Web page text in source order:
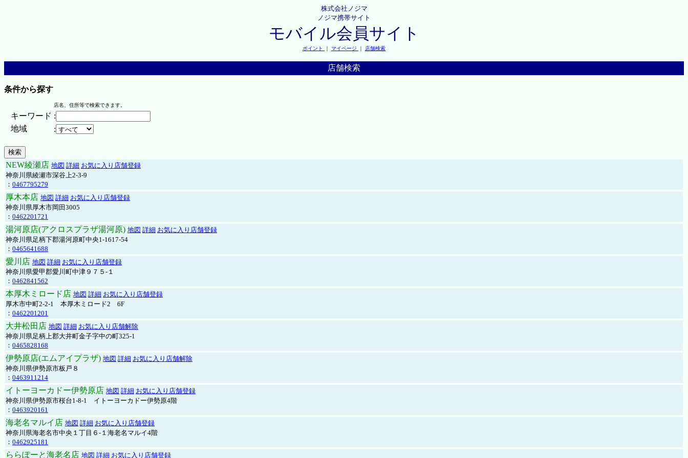
株式会社ノジマ
ノジマ携帯サイト
モバイル会員サイト
ポイント ｜ マイページ ｜ 店舗検索
店舗検索
条件から探す
店名、住所等で検索できます。
キーワード :
地域
:
NEW綾瀬店 地図 詳細 お気に入り店舗登録
神奈川県綾瀬市深谷上2-3-9
： 0467795279
厚木本店 地図 詳細 お気に入り店舗登録
神奈川県厚木市岡田3005
： 0462201721
湯河原店(アクロスプラザ湯河原) 地図 詳細 お気に入り店舗登録
神奈川県足柄下郡湯河原町中央1-1617-54
： 0465641688
愛川店 地図 詳細 お気に入り店舗登録
神奈川県愛甲郡愛川町中津９７５-１
： 0462841562
本厚木ミロード店 地図 詳細 お気に入り店舗登録
厚木市中町2-2-1 本厚木ミロード2 6F
： 0462201201
大井松田店 地図 詳細 お気に入り店舗解除
神奈川県足柄上郡大井町金子字中の町325-1
： 0465828168
伊勢原店(エムアイプラザ) 地図 詳細 お気に入り店舗解除
神奈川県伊勢原市板戸８
： 0463911214
イトーヨーカドー伊勢原店 地図 詳細 お気に入り店舗登録
神奈川県伊勢原市桜台1-8-1 イトーヨーカドー伊勢原4階
： 0463920161
海老名マルイ店 地図 詳細 お気に入り店舗登録
神奈川県海老名市中央１丁目６-１海老名マルイ4階
： 0462925181
ららぽーと海老名店 地図 詳細 お気に入り店舗登録